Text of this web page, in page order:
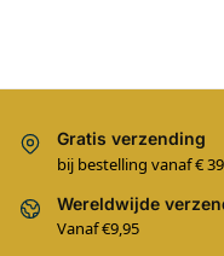
Gratis verzending
bij bestelling vanaf €
Wereldwijde
Vanaf €9,95